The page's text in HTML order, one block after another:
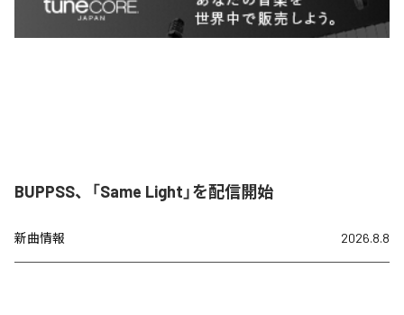
BUPPSS、「Same Light」を配信開始
新曲情報 2026.8.8